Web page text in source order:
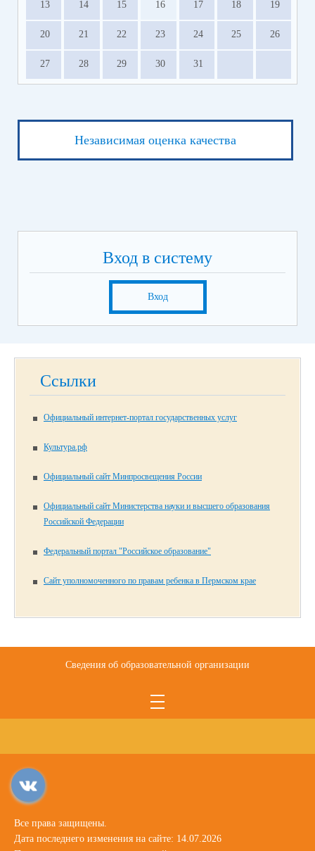
13 14 15 16 17 18 19
20 21 22 23 24 25 26
27 28 29 30 31
Независимая оценка качества
Вход в систему
Вход
Ссылки
Официальный интернет-портал государственных услуг
Культура.рф
Официальный сайт Минпросвещения России
Официальный сайт Министерства науки и высшего образования
Российской Федерации
Федеральный портал "Российское образование"
Сайт уполномоченного по правам ребенка в Пермском крае
Сведения об образовательной организации
Все права защищены.
Дата последнего изменения на сайте: 14.07.2026